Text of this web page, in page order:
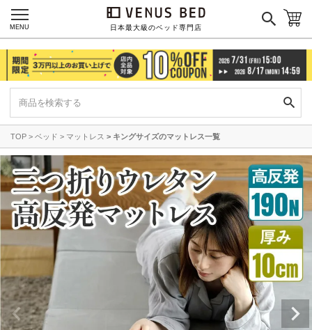
日本最大級のベッド専門店
MENU
TOP ベッド マットレス キングサイズのマットレス一覧